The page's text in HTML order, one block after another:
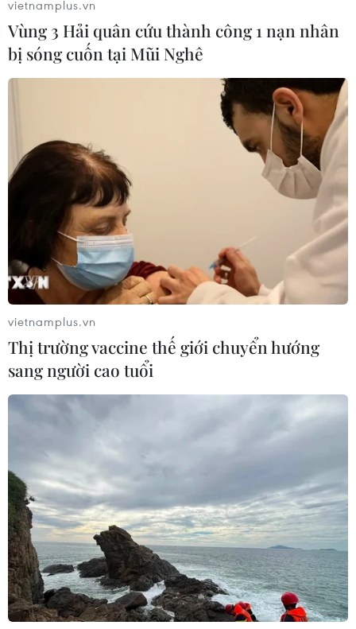
gia biển mạnh
Canh tác biển - động lực mới cho kinh tế biển
Việt Nam
Gieo mầm tình yêu biển, đảo nơi miền châu thổ
Đề xuất luật hóa việc thiết lập hành lang không
gian, tầm nhìn hướng biển
NGHỊ QUYẾT 79 - PHÁT TRIỂN KINH TẾ NHÀ
NƯỚC
Cơ cấu lại vốn nhà nước tại doanh nghiệp gắn
với mục tiêu tăng trưởng hai con số
Thưởng vượt kế hoạch: động lực còn thiếu cho
doanh nghiệp dẫn dắt
Tiêu chí mới phân loại doanh nghiệp để thực
Hướng tới mục tiêu quy mô dự trữ đạt 1% GDP
vào năm 2030
Chọn đúng đầu tàu: Danh mục doanh nghiệp
nhà nước mạnh và bài toán giao nhiệm vụ
vietnamplus.vn
Vùng 3 Hải quân cứu thành công 1 nạn nhân
bị sóng cuốn tại Mũi Nghê
vietnamplus.vn
Thị trường vaccine thế giới chuyển hướng
sang người cao tuổi